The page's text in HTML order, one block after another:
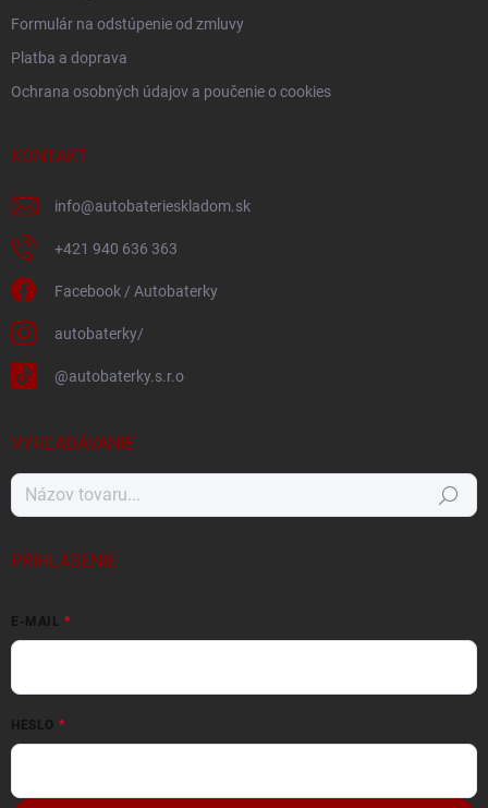
Formulár na odstúpenie od zmluvy
Platba a doprava
Ochrana osobných údajov a poučenie o cookies
KONTAKT
info@autobaterieskladom.sk
+421 940 636 363
Facebook / Autobaterky
autobaterky/
@autobaterky.s.r.o
VYHĽADÁVANIE
Hľadať
PRIHLÁSENIE
E-MAIL
HESLO